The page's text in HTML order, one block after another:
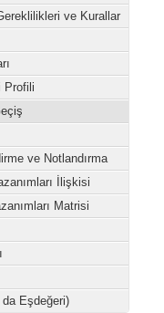
ve Kurallar
Profili
ve Notlandırma
İlişkisi
Matrisi
da Eşdeğeri)